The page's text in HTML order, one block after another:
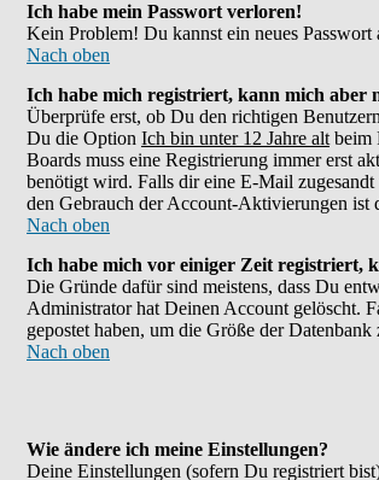
Ich habe mein Passwort verloren!
Kein Problem! Du kannst ein neues
Nach oben
Ich habe mich registriert, kann mich aber
Überprüfe erst, ob Du den richtigen
Du die Option Ich bin unter 12 Jahre alt beim
Boards muss eine Registrierung immer erst
benötigt wird. Falls dir eine E-Mail
den Gebrauch der Account-Aktivierungen ist
Nach oben
Ich habe mich vor einiger Zeit registriert,
Die Gründe dafür sind meistens, dass Du
Administrator hat Deinen Account gelöscht.
gepostet haben, um die Größe der
Nach oben
Wie ändere ich meine Einstellungen?
Deine Einstellungen (sofern Du registriert